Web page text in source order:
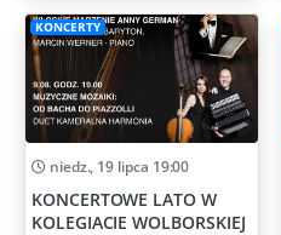
KONCERTY
niedz., 19 lipca 19:00
KONCERTOWE LATO W
KOLEGIACIE WOLBORSKIEJ